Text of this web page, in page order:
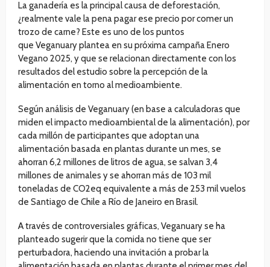
La ganadería es la principal causa de deforestación,
¿realmente vale la pena pagar ese precio por comer un
trozo de carne? Este es uno de los puntos
que Veganuary plantea en su próxima campaña Enero
Vegano 2025, y que se relacionan directamente con los
resultados del estudio sobre la percepción de la
alimentación en torno al medioambiente.
Según análisis de Veganuary (en base a calculadoras que
miden el impacto medioambiental de la alimentación), por
cada millón de participantes que adoptan una
alimentación basada en plantas durante un mes, se
ahorran 6,2 millones de litros de agua, se salvan 3,4
millones de animales y se ahorran más de 103 mil
toneladas de CO2eq equivalente a más de 253 mil vuelos
de Santiago de Chile a Río de Janeiro en Brasil.
A través de controversiales gráficas, Veganuary se ha
planteado sugerir que la comida no tiene que ser
perturbadora, haciendo una invitación a probar la